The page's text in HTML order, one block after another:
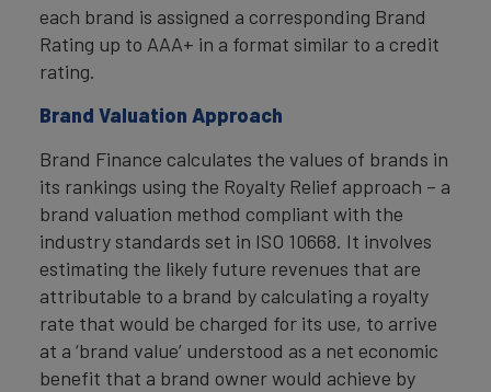
each brand is assigned a corresponding Brand
Rating up to AAA+ in a format similar to a credit
rating.
Brand Valuation Approach
Brand Finance calculates the values of brands in
its rankings using the Royalty Relief approach – a
brand valuation method compliant with the
industry standards set in ISO 10668. It involves
estimating the likely future revenues that are
attributable to a brand by calculating a royalty
rate that would be charged for its use, to arrive
at a ‘brand value’ understood as a net economic
benefit that a brand owner would achieve by